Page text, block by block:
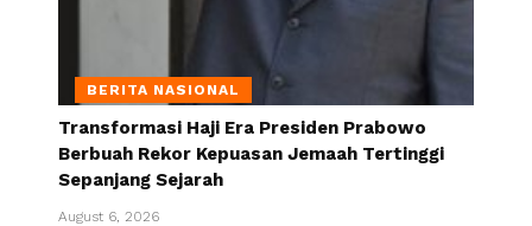
BERITA NASIONAL
Transformasi Haji Era Presiden Prabowo
Berbuah Rekor Kepuasan Jemaah Tertinggi
Sepanjang Sejarah
August 6, 2026